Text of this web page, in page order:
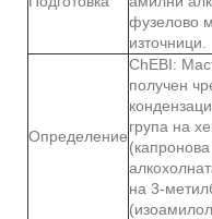
фузелово
източници.
Определение
ChEBI:
получен
група на
на 3-